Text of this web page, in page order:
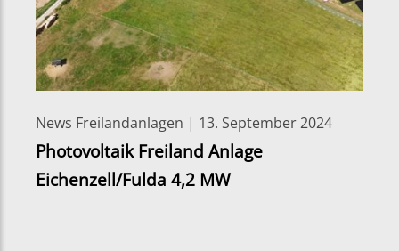
News Freilandanlagen | 13. September 2024
Photovoltaik Freiland Anlage
Eichenzell/Fulda 4,2 MW